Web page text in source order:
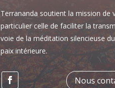
Terrananda soutient la mission de
particulier celle de faciliter la
voie de la méditation silencieuse
paix intérieure.
Nous